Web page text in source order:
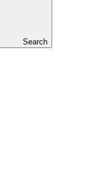
Search